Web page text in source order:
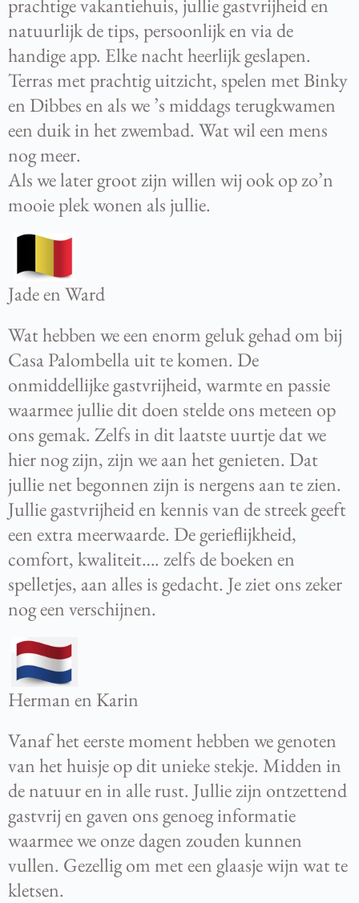
prachtige vakantiehuis, jullie gastvrijheid en
natuurlijk de tips, persoonlijk en via de
handige app. Elke nacht heerlijk geslapen.
Terras met prachtig uitzicht, spelen met Binky
en Dibbes en als we ’s middags terugkwamen
een duik in het zwembad. Wat wil een mens
nog meer.
Als we later groot zijn willen wij ook op zo’n
mooie plek wonen als jullie.
Jade en Ward
Wat hebben we een enorm geluk gehad om bij
Casa Palombella uit te komen. De
onmiddellijke gastvrijheid, warmte en passie
waarmee jullie dit doen stelde ons meteen op
ons gemak. Zelfs in dit laatste uurtje dat we
hier nog zijn, zijn we aan het genieten. Dat
jullie net begonnen zijn is nergens aan te zien.
Jullie gastvrijheid en kennis van de streek geeft
een extra meerwaarde. De gerieflijkheid,
comfort, kwaliteit…. zelfs de boeken en
spelletjes, aan alles is gedacht. Je ziet ons zeker
nog een verschijnen.
Herman en Karin
Vanaf het eerste moment hebben we genoten
van het huisje op dit unieke stekje. Midden in
de natuur en in alle rust. Jullie zijn ontzettend
gastvrij en gaven ons genoeg informatie
waarmee we onze dagen zouden kunnen
vullen. Gezellig om met een glaasje wijn wat te
kletsen.